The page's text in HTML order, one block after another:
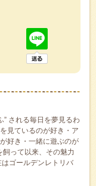
” される毎日を夢見るわ
見ているのが好き・ア
好き・一緒に遊ぶのが
って以来、その魅力
ゴールデンレトリバ